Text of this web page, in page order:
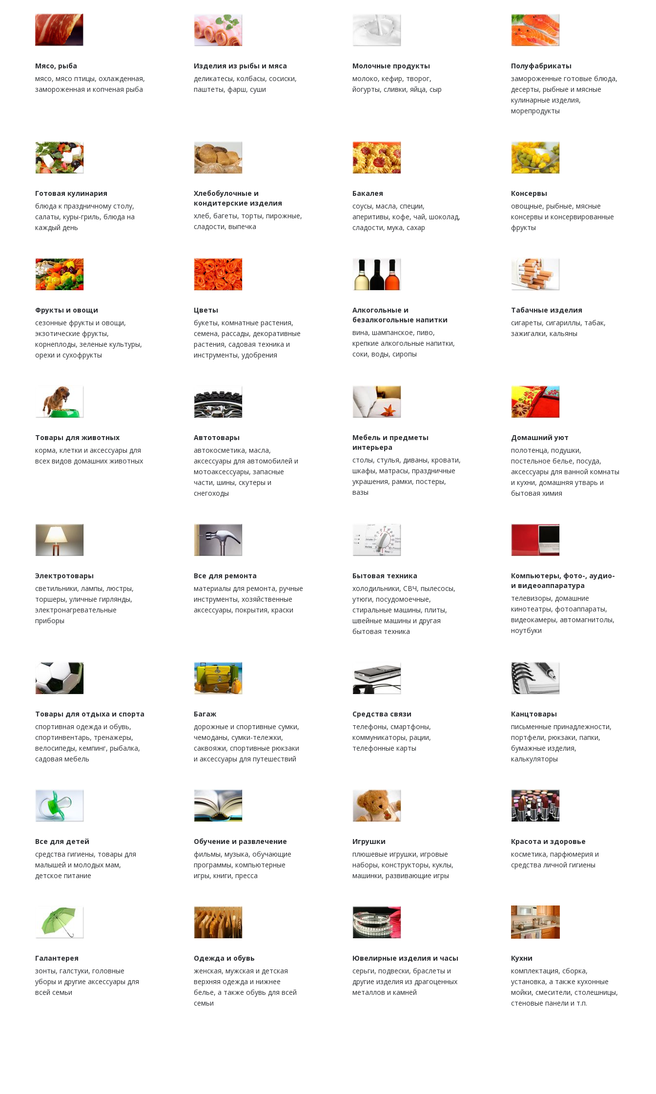
Мясо, рыба
мясо, мясо птицы, охлажденная,
замороженная и копченая рыба
Изделия из рыбы и мяса
деликатесы, колбасы, сосиски,
паштеты, фарш, суши
Молочные продукты
молоко, кефир, творог,
йогурты, сливки, яйца, сыр
Полуфабрикаты
замороженные готовые блюда,
десерты, рыбные и мясные
кулинарные изделия,
морепродукты
Готовая кулинария
блюда к праздничному столу,
салаты, куры-гриль, блюда на
каждый день
Хлебобулочные и
кондитерские изделия
xлеб, багеты, торты, пирожные,
сладости, выпечка
Бакалея
cоусы, масла, специи,
аперитивы, кофе, чай, шоколад,
сладости, мука, сахар
Консервы
овощные, рыбные, мясные
консервы и консервированные
фрукты
Фрукты и овощи
сезонные фрукты и овощи,
экзотические фрукты,
корнеплоды, зеленые культуры,
орехи и сухофрукты
Цветы
букеты, комнатные растения,
семена, рассады, декоративные
растения, садовая техника и
инструменты, удобрения
Алкогольные и
безалкогольные напитки
вина, шампанское, пиво,
крепкие алкогольные напитки,
соки, воды, сиропы
Табачные изделия
сигареты, сигариллы, табак,
зажигалки, кальяны
Товары для животных
корма, клетки и аксессуары для
всех видов домашних животных
Автотовары
автокосметика, масла,
аксессуары для автомобилей и
мотоаксессуары, запасные
части, шины, скутеры и
снегоходы
Мебель и предметы
интерьера
столы, стулья, диваны, кровати,
шкафы, матрасы, праздничные
украшения, рамки, постеры,
вазы
Домашний уют
полотенца, подушки,
постельное белье, посуда,
аксессуары для ванной комнаты
и кухни, домашняя утварь и
бытовая химия
Электротовары
светильники, лампы, люстры,
торшеры, уличные гирлянды,
электронагревательные
приборы
Все для ремонта
материалы для ремонта, ручные
инструменты, хозяйственные
аксессуары, покрытия, краски
Бытовая техника
холодильники, СВЧ, пылесосы,
утюги, посудомоечные,
стиральные машины, плиты,
швейные машины и другая
бытовая техника
Компьютеры, фото-, аудио-
и видеоаппаратура
телевизоры, домашние
кинотеатры, фотоаппараты,
видеокамеры, автомагнитолы,
ноутбуки
Товары для отдыха и спорта
спортивная одежда и обувь,
спортинвентарь, тренажеры,
велосипеды, кемпинг, рыбалка,
садовая мебель
Багаж
дорожные и спортивные сумки,
чемоданы, сумки-тележки,
саквояжи, спортивные рюкзаки
и аксессуары для путешествий
Средства связи
телефоны, смартфоны,
коммуникаторы, рации,
телефонные карты
Канцтовары
письменные принадлежности,
портфели, рюкзаки, папки,
бумажные изделия,
калькуляторы
Все для детей
средства гигиены, товары для
малышей и молодых мам,
детское питание
Обучение и развлечение
фильмы, музыка, обучающие
программы, компьютерные
игры, книги, пресса
Игрушки
плюшевые игрушки, игровые
наборы, конструкторы, куклы,
машинки, развивающие игры
Красота и здоровье
косметика, парфюмерия и
средства личной гигиены
Галантерея
зонты, галстуки, головные
уборы и другие аксессуары для
всей семьи
Одежда и обувь
женская, мужская и детская
верхняя одежда и нижнее
белье, а также обувь для всей
семьи
Ювелирные изделия и часы
серьги, подвески, браслеты и
другие изделия из драгоценных
металлов и камней
Кухни
комплектация, сборка,
установка, а также кухонные
мойки, смесители, столешницы,
стеновые панели и т.п.